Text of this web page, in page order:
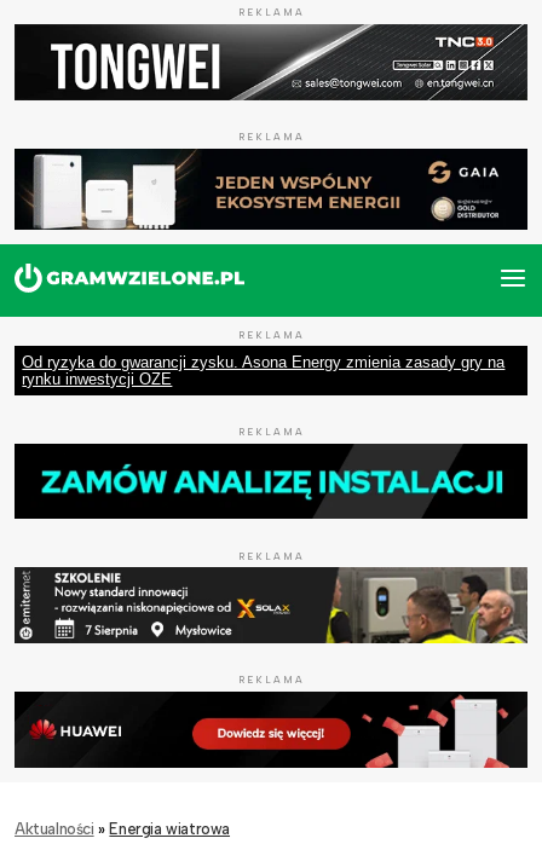
REKLAMA
REKLAMA
REKLAMA
Od ryzyka do gwarancji zysku. Asona Energy zmienia zasady gry na
rynku inwestycji OZE
REKLAMA
REKLAMA
REKLAMA
Aktualności » Energia wiatrowa